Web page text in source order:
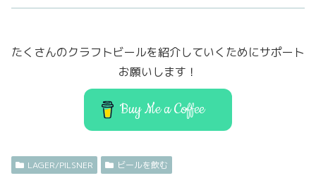
e
b
o
t
er
o
o
n
l
たくさんのクラフトビールを紹介していくためにサポート
お願いします！
Buy Me a Coffee
LAGER/PILSNER ビールを飲む